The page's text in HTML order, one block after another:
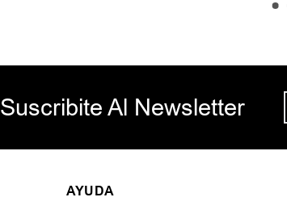
Suscribite Al Newsletter
AYUDA